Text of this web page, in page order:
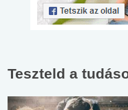
Teszteld a